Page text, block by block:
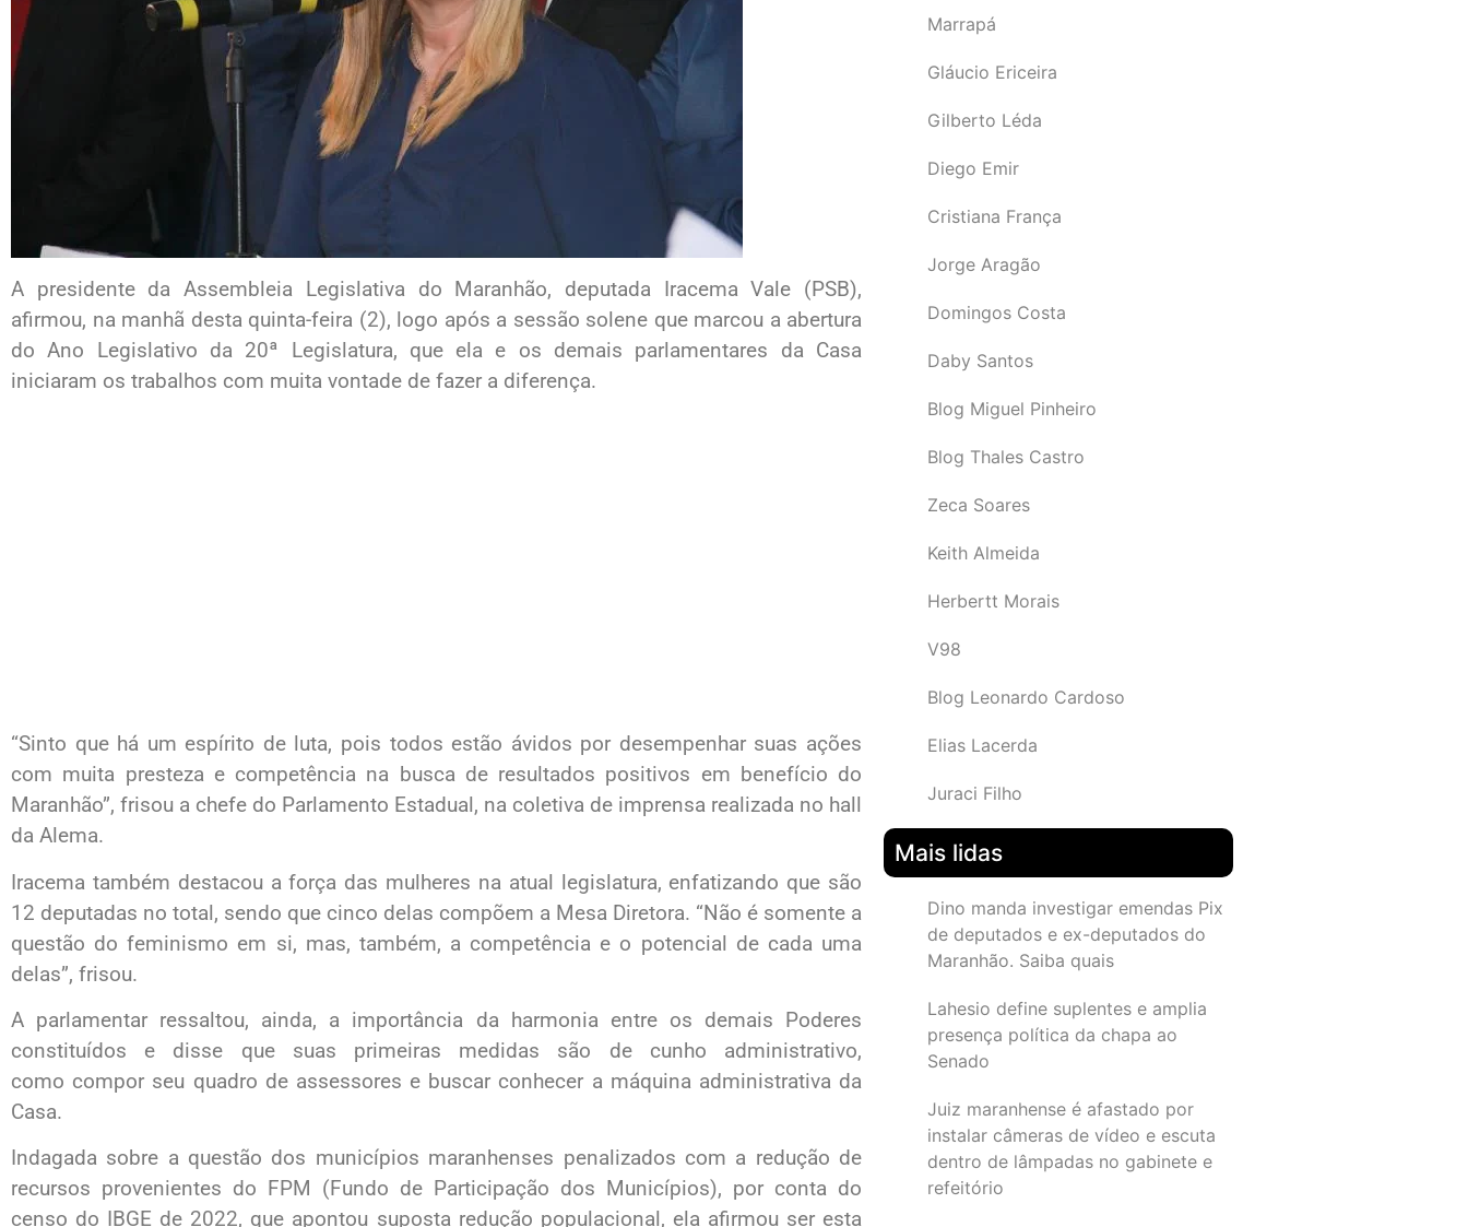
A presidente da Assembleia Legislativa do Maranhão, deputada Iracema Vale (PSB),
afirmou, na manhã desta quinta-feira (2), logo após a sessão solene que marcou a abertura
do Ano Legislativo da 20ª Legislatura, que ela e os demais parlamentares da Casa
iniciaram os trabalhos com muita vontade de fazer a diferença.
“Sinto que há um espírito de luta, pois todos estão ávidos por desempenhar suas ações
com muita presteza e competência na busca de resultados positivos em benefício do
Maranhão”, frisou a chefe do Parlamento Estadual, na coletiva de imprensa realizada no hall
da Alema.
Iracema também destacou a força das mulheres na atual legislatura, enfatizando que são
12 deputadas no total, sendo que cinco delas compõem a Mesa Diretora. “Não é somente a
questão do feminismo em si, mas, também, a competência e o potencial de cada uma
delas”, frisou.
A parlamentar ressaltou, ainda, a importância da harmonia entre os demais Poderes
constituídos e disse que suas primeiras medidas são de cunho administrativo,
como compor seu quadro de assessores e buscar conhecer a máquina administrativa da
Casa.
Indagada sobre a questão dos municípios maranhenses penalizados com a redução de
recursos provenientes do FPM (Fundo de Participação dos Municípios), por conta do
censo do IBGE de 2022, que apontou suposta redução populacional, ela afirmou ser esta
Marrapá
Gláucio Ericeira
Gilberto Léda
Diego Emir
Cristiana França
Jorge Aragão
Domingos Costa
Daby Santos
Blog Miguel Pinheiro
Blog Thales Castro
Zeca Soares
Keith Almeida
Herbertt Morais
V98
Blog Leonardo Cardoso
Elias Lacerda
Juraci Filho
Mais lidas
Dino manda investigar emendas Pix
de deputados e ex-deputados do
Maranhão. Saiba quais
Lahesio define suplentes e amplia
presença política da chapa ao
Senado
Juiz maranhense é afastado por
instalar câmeras de vídeo e escuta
dentro de lâmpadas no gabinete e
refeitório